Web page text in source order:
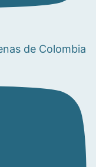
de Colombia